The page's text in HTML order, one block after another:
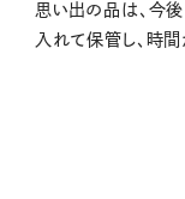
思い出の品は、今
入れて保管し、時間